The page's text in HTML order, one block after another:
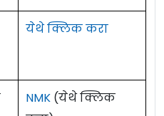
येथे क्लिक करा
NMK (येथे क्लिक